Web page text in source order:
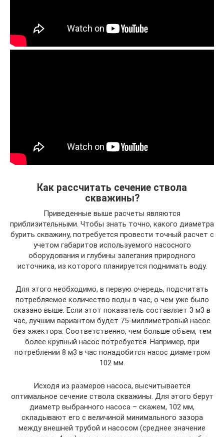
Как рассчитать сечение ствола
скважины?
Приведенные выше расчеты являются
приблизительными. Чтобы знать точно, какого диаметра
бурить скважину, потребуется провести точный расчет с
учетом габаритов используемого насосного
оборудования и глубины залегания природного
источника, из которого планируется поднимать воду.
Для этого необходимо, в первую очередь, подсчитать
потребляемое количество воды в час, о чем уже было
сказано выше. Если этот показатель составляет 3 м3 в
час, лучшим вариантом будет 75-миллиметровый насос
без эжектора. Соответственно, чем больше объем, тем
более крупный насос потребуется. Например, при
потреблении 8 м3 в час понадобится насос диаметром
102 мм.
Исходя из размеров насоса, высчитывается
оптимальное сечение ствола скважины. Для этого берут
диаметр выбранного насоса – скажем, 102 мм,
складывают его с величиной минимального зазора
между внешней трубой и насосом (среднее значение